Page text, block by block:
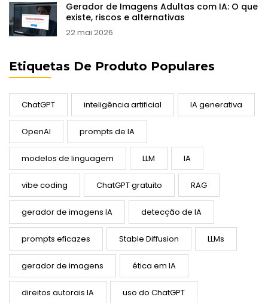
Gerador de Imagens Adultas com IA: O que
existe, riscos e alternativas
22 mai 2026
Etiquetas De Produto Populares
ChatGPT inteligência artificial IA generativa
OpenAI prompts de IA
modelos de linguagem LLM IA
vibe coding ChatGPT gratuito RAG
gerador de imagens IA detecção de IA
prompts eficazes Stable Diffusion LLMs
gerador de imagens ética em IA
direitos autorais IA uso do ChatGPT